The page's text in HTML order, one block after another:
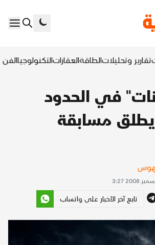
تقارير وتحليلاتالطاقةالعقاراتالتكنولوجياالفن
في الحدود
يطلق مسابقة
تابع آخر الأخبار على واتساب